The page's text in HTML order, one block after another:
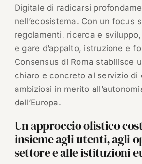
Digitale di radicarsi
nell’ecosistema. Con un focus
regolamenti, ricerca e
e gare d’appalto, istruzione e
Consensus di Roma stabilisce
chiaro e concreto al servizio di
ambiziosi in merito
dell’Europa.
Un approccio olistico
insieme agli utenti, agli
settore e alle istituzioni